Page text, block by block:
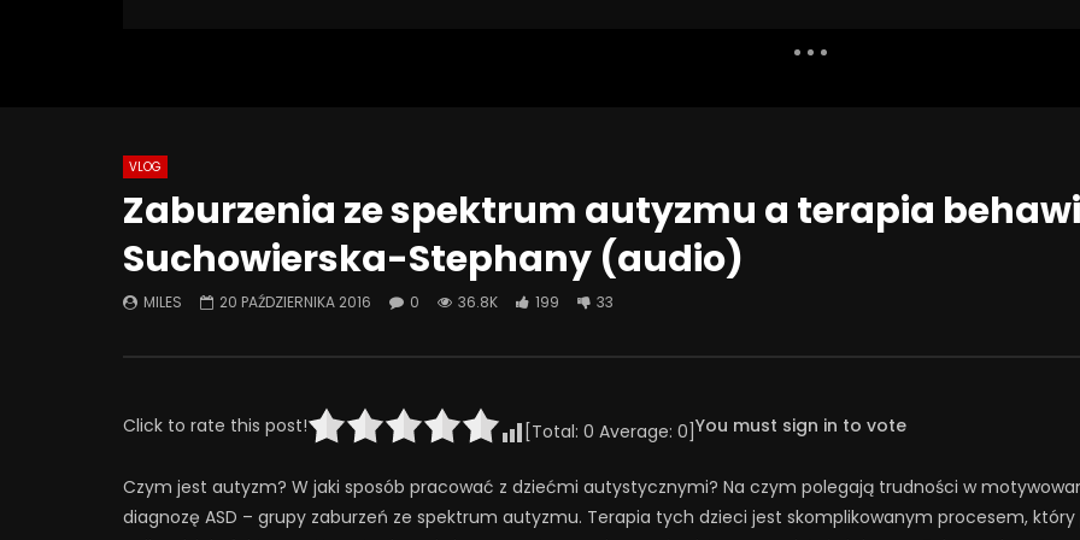
Watch Later
zaangażowania ojca w rozwój
psychoseksualny dorastającego
dziecka
0
241 7 0
Co możemy zrobić, żeby szkoła
była miejscem bezpiecznym –
rozmowa o przemocy rówieśniczej
4 CZERWCA 2025
Problemowe zachowania
VLOG
Zaburzenia ze spektrum autyzmu a terapia
Suchowierska-Stephany (audio)
MILES 20 PAŹDZIERNIKA 2016 0 36.8K 199 33
Click to rate this post! [Total: 0 Average: 0 You must sign in to vote
Czym jest autyzm? W jaki sposób pracować z dziećmi autystycznymi? Na czym polegają trudności w
diagnozę ASD – grupy zaburzeń ze spektrum autyzmu. Terapia tych dzieci jest skomplikowanym procesem,